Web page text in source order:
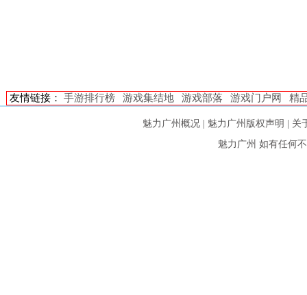
友情链接： 手游排行榜 游戏集结地 游戏部落 游戏门户网 精
魅力广州概况 魅力广州版权声明
关
魅力广州 如有任何